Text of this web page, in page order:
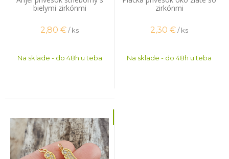
bielymi zirkónmi
2,80 €/ ks
Na sklade - do 48h u teba
zirkónmi
2,30 €/ ks
Na sklade - do 48h u teba